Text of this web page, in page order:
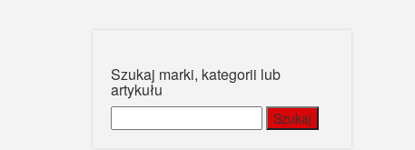
Szukaj marki, kategorii lub
artykułu